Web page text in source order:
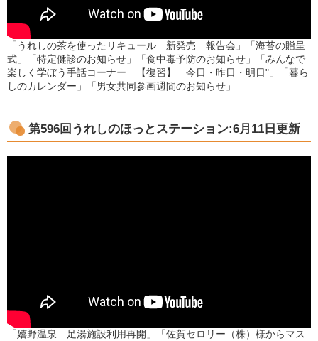
「うれしの茶を使ったリキュール 新発売 報告会」「海苔の贈呈
式」「特定健診のお知らせ」「食中毒予防のお知らせ」「みんなで
楽しく学ぼう手話コーナー 【復習】 今日・昨日・明日"」「暮ら
しのカレンダー」「男女共同参画週間のお知らせ」
第596回うれしのほっとステーション:6月11日更新
「嬉野温泉 足湯施設利用再開」「佐賀セロリー（株）様からマス